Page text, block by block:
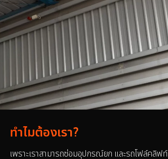
ทำไมต้องเรา?
เพราะเราสามารถซ่อมอุปกรณ์ยก และรถโฟล์คลิฟท์